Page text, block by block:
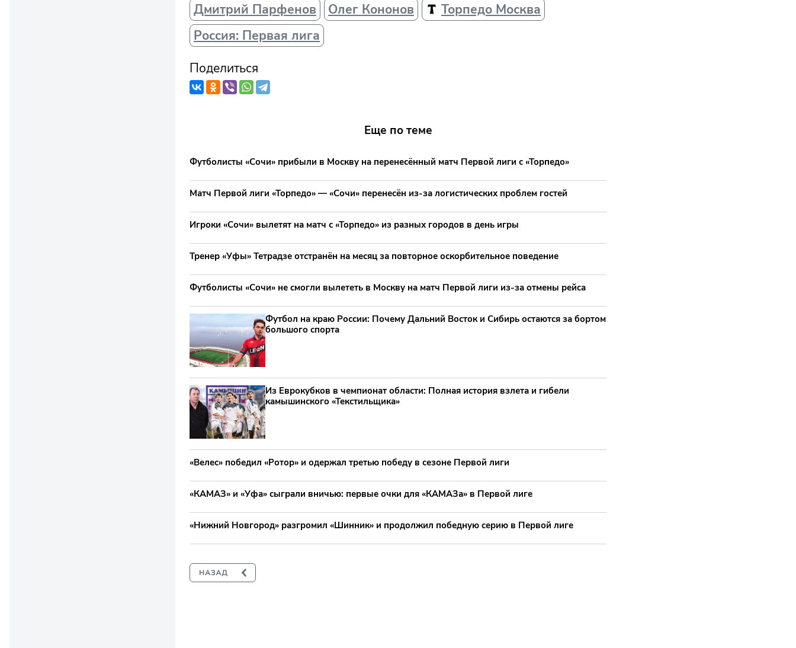
Дмитрий Парфенов
Олег Кононов
Торпедо Москва
Россия: Первая лига
Поделиться
Еще по теме
Футболисты «Сочи» прибыли в Москву на перенесённый матч Первой лиги с «Торпедо»
Матч Первой лиги «Торпедо» — «Сочи» перенесён из-за логистических проблем гостей
Игроки «Сочи» вылетят на матч с «Торпедо» из разных городов в день игры
Тренер «Уфы» Тетрадзе отстранён на месяц за повторное оскорбительное поведение
Футболисты «Сочи» не смогли вылететь в Москву на матч Первой лиги из-за отмены рейса
Футбол на краю России: Почему Дальний Восток и Сибирь остаются за бортом
большого спорта
Из Еврокубков в чемпионат области: Полная история взлета и гибели
камышинского «Текстильщика»
«Велес» победил «Ротор» и одержал третью победу в сезоне Первой лиги
«КАМАЗ» и «Уфа» сыграли вничью: первые очки для «КАМАЗа» в Первой лиге
«Нижний Новгород» разгромил «Шинник» и продолжил победную серию в Первой лиге